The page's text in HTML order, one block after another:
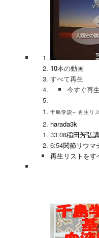
10本の動画
すべて再生
今すぐ再生
千島学説– 再生リ
harada3k
33:08稲田芳弘
6:54関節リウマ
再生リストをす